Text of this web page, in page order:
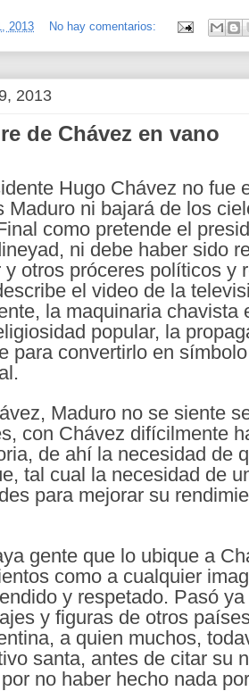
2013 No hay comentarios:
2013
de Chávez en vano
Hugo Chávez no fue
Maduro ni bajará de los
como pretende el
ni debe haber sido
y otros próceres políticos y
el video de la
la maquinaria chavista
popular, la
para convertirlo en
Maduro no se siente
con Chávez difícilmente
de ahí la necesidad de
tal cual la necesidad de
para mejorar su
gente que lo ubique a
como a cualquier
y respetado. Pasó
y figuras de otros
a quien muchos,
santa, antes de citar su
no haber hecho nada